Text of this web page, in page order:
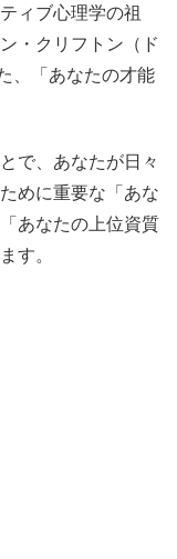
ィブ心理学の祖
・クリフトン（ド
、「あなたの才能
で、あなたが日々
めに重要な「あな
あなたの上位資質
す。